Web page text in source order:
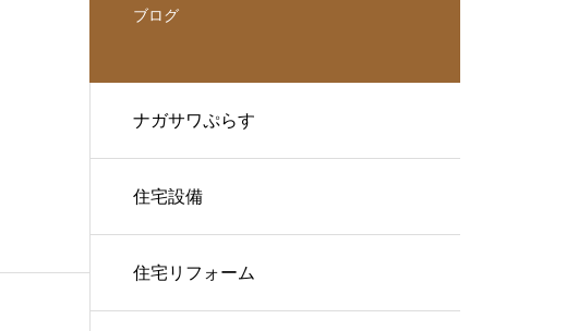
ブログ
ナガサワぷらす
住宅設備
住宅リフォーム